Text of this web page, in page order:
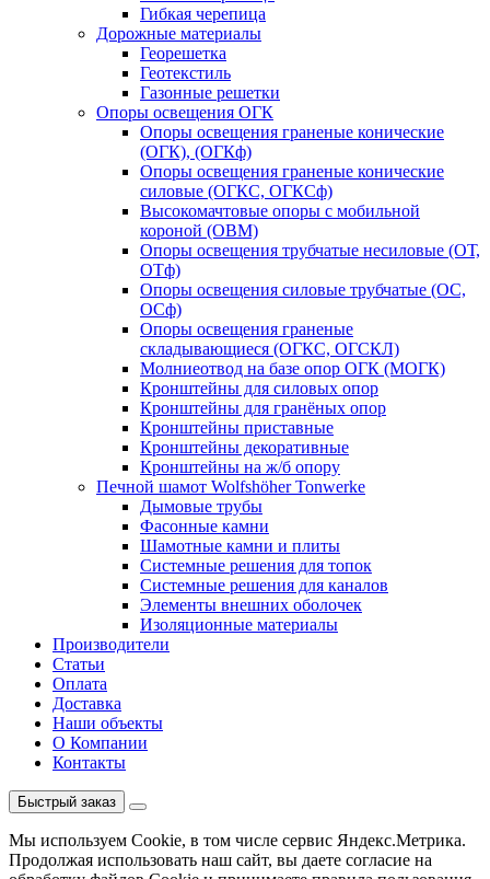
Гибкая черепица
Дорожные материалы
Георешетка
Геотекстиль
Газонные решетки
Опоры освещения ОГК
Опоры освещения граненые конические
(ОГК), (ОГКф)
Опоры освещения граненые конические
силовые (ОГКС, ОГКСф)
Высокомачтовые опоры с мобильной
короной (ОВМ)
Опоры освещения трубчатые несиловые (ОТ,
ОТф)
Опоры освещения силовые трубчатые (ОС,
ОСф)
Опоры освещения граненые
складывающиеся (ОГКС, ОГСКЛ)
Молниеотвод на базе опор ОГК (МОГК)
Кронштейны для силовых опор
Кронштейны для гранёных опор
Кронштейны приставные
Кронштейны декоративные
Кронштейны на ж/б опору
Печной шамот Wolfshöher Tonwerke
Дымовые трубы
Фасонные камни
Шамотные камни и плиты
Системные решения для топок
Системные решения для каналов
Элементы внешних оболочек
Изоляционные материалы
Производители
Статьи
Оплата
Доставка
Наши объекты
О Компании
Контакты
Быстрый заказ
Мы используем Cookie, в том числе сервис Яндекс.Метрика.
Продолжая использовать наш сайт, вы даете согласие на